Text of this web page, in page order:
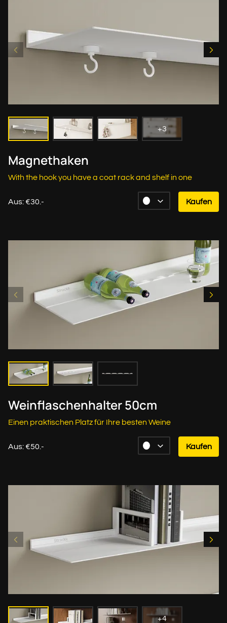
+3
Magnethaken
With the hook you have a coat rack and shelf in one
Aus: €30.- Kaufen
Weinflaschenhalter 50cm
Einen praktischen Platz für Ihre besten Weine
Aus: €50.- Kaufen
+4